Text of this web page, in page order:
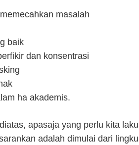
masalah
baik
dan konsentrasi
ha akademis.
apasaja yang perlu kita
adalah dimulai dari